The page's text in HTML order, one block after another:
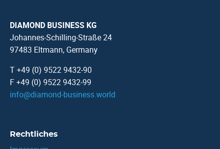
DIAMOND BUSINESS KG
Johannes-Schilling-Straße 24
97483 Eltmann, Germany
T +49 (0) 9522 9432-90
F +49 (0) 9522 9432-99
info@diamond-business.world
Rechtliches